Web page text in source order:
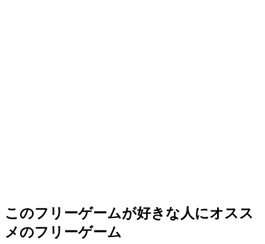
このフリーゲームが好きな人にオスス
メのフリーゲーム